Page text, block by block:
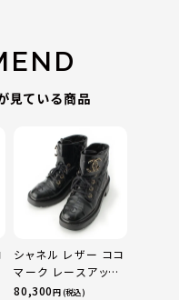
見ている商品
シャネル レザー ココ
マーク レースアップ
マウンテン ショート
80,300円 (税込)